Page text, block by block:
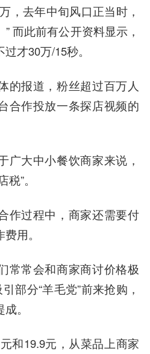
，去年中旬风口正当时，
而此前有公开资料显示，
才30万/15秒。
的报道，粉丝超过百万人
合作投放一条探店视频的
广大中小餐饮商家来说，
”。
作过程中，商家还需要付
用。
常常会和商家商讨价格极
部分“羊毛党”前来抢购，
。
和19.9元，从菜品上商家